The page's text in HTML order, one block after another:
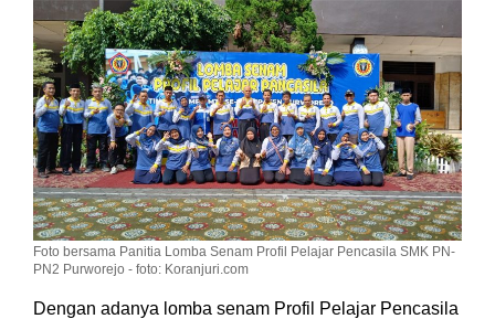
Senam
Profil
Pelajar
Pencasila
Foto bersama Panitia Lomba Senam Profil Pelajar Pencasila SMK PN-
PN2 Purworejo - foto: Koranjuri.com
Dengan adanya lomba senam Profil Pelajar Pencasila